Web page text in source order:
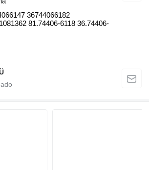
36744066182
81.74406-6118 36.74406-